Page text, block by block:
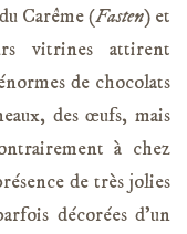
Carême (Fasten) et
vitrines attirent
de chocolats
des œufs, mais
à chez
de très jolies
décorées d’un